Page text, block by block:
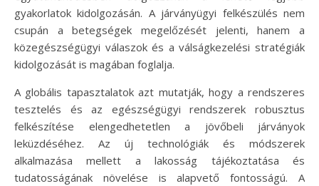
gyakorlatok kidolgozásán. A járványügyi felkészülés nem
csupán a betegségek megelőzését jelenti, hanem a
közegészségügyi válaszok és a válságkezelési stratégiák
kidolgozását is magában foglalja.
A globális tapasztalatok azt mutatják, hogy a rendszeres
tesztelés és az egészségügyi rendszerek robusztus
felkészítése elengedhetetlen a jövőbeli járványok
leküzdéséhez. Az új technológiák és módszerek
alkalmazása mellett a lakosság tájékoztatása és
tudatosságának növelése is alapvető fontosságú. A